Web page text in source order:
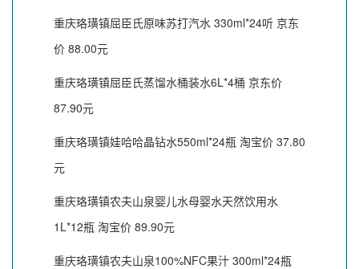
重庆珞璜镇屈臣氏原味苏打汽水 330ml*24听 京东
价 88.00元
重庆珞璜镇屈臣氏蒸馏水桶装水6L*4桶 京东价
87.90元
重庆珞璜镇娃哈哈晶钻水550ml*24瓶 淘宝价 37.80
元
重庆珞璜镇农夫山泉婴儿水母婴水天然饮用水
1L*12瓶 淘宝价 89.90元
重庆珞璜镇农夫山泉100%NFC果汁 300ml*24瓶